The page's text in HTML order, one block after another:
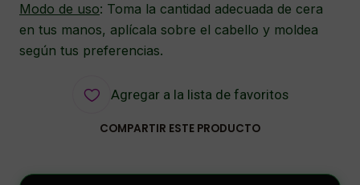
Modo de uso: Toma la cantidad adecuada de cera
en tus manos, aplícala sobre el cabello y moldea
según tus preferencias.
Agregar a la lista de favoritos
COMPARTIR ESTE PRODUCTO